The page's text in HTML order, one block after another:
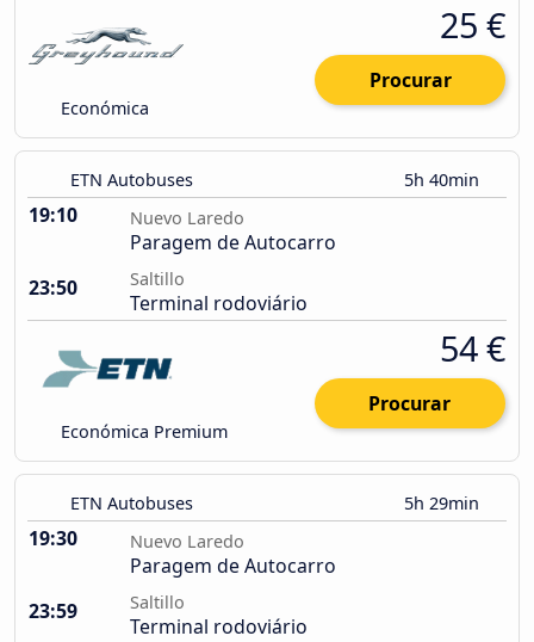
Económica
25 €
Procurar
ETN Autobuses 5h 40min
19:10 Nuevo Laredo
Paragem de Autocarro
23:50
Saltillo
Terminal rodoviário
Económica Premium
54 €
Procurar
ETN Autobuses 5h 29min
19:30 Nuevo Laredo
Paragem de Autocarro
23:59
Saltillo
Terminal rodoviário